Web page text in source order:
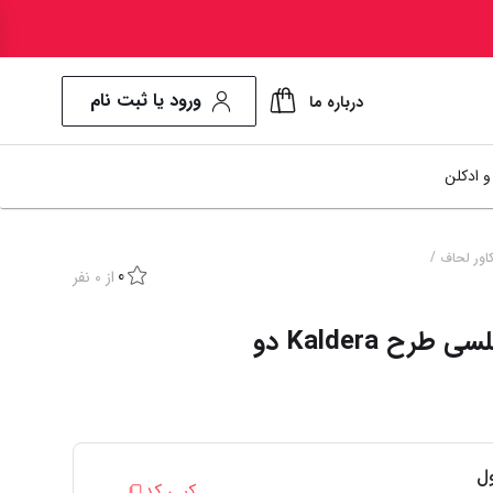
درباره ما ورود یا ثبت نام
سرویس لحاف و بالش
روتختی ساده
نمایش همه محصولات
ادکلن
بو کننده هوا
همه محصولات
کاور لحاف /
0 از 0 نفر
سرویس روتختی کلسی طرح Kaldera دو